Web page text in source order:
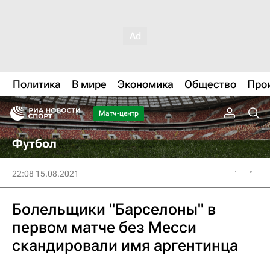
Политика В мире Экономика Общество
Матч-центр
Футбол
22:08 15.08.2021
Болельщики "Барселоны" в
первом матче без Месси
скандировали имя аргентинца